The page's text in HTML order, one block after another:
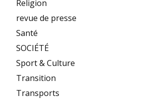
Religion
revue de presse
Santé
SOCIÉTÉ
Sport & Culture
Transition
Transports